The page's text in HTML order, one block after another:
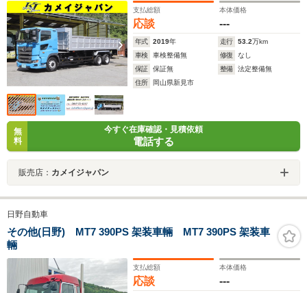
支払総額
応談
本体価格
---
年式 2019年 走行 53.2万km
車検
車検整備無 修復
なし
保証
保証無 整備
法定整備無
住所
岡山県新見市
無
料
今すぐ在庫確認・見積依頼
電話する
販売店： カメイジャパン
日野自動車
その他(日野) MT7 390PS 架装車輛 MT7 390PS 架装車
輛
支払総額
応談
本体価格
---